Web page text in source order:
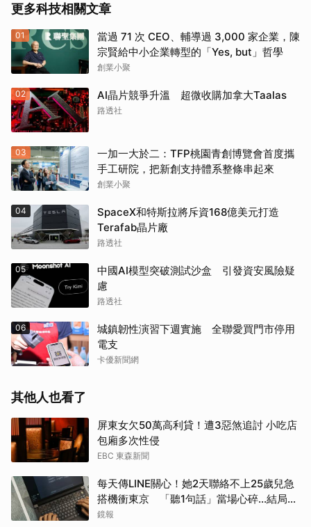
更多科技相關文章
01
當過 71 次 CEO、輔導過 3,000 家企業，陳
宗賢給中小企業轉型的「Yes, but」哲學
創業小聚
02 AI晶片競爭升溫 超微收購加拿大Taalas
路透社
03
一加一大於二：TFP桃園青創博覽會首度攜
手工研院，把新創支持體系整條串起來
創業小聚
04
SpaceX和特斯拉將斥資168億美元打造
Terafab晶片廠
路透社
05
中國AI模型突破測試沙盒 引發資安風險疑
慮
路透社
06
城鎮韌性演習下週實施 全聯愛買門市停用
電支
卡優新聞網
其他人也看了
屏東女欠50萬高利貸！遭3惡煞追討 小吃店
包廂多次性侵
EBC 東森新聞
每天傳LINE關心！她2天聯絡不上25歲兒急
搭機衝東京 「聽1句話」當場心碎...結局看
哭網
鏡報